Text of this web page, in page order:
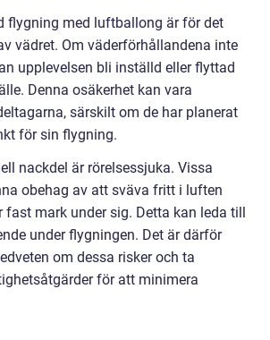
flygning med luftballong är för det
vädret. Om väderförhållandena inte
upplevelsen bli inställd eller flyttad
Denna osäkerhet kan vara
särskilt om de har planerat
för sin flygning.
nackdel är rörelsessjuka. Vissa
obehag av att sväva fritt i luften
mark under sig. Detta kan leda till
under flygningen. Det är därför
om dessa risker och ta
för att minimera